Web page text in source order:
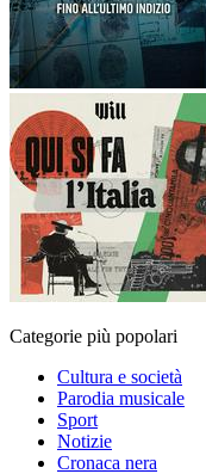
Categorie più popolari
Cultura e società
Parodia musicale
Sport
Notizie
Cronaca nera